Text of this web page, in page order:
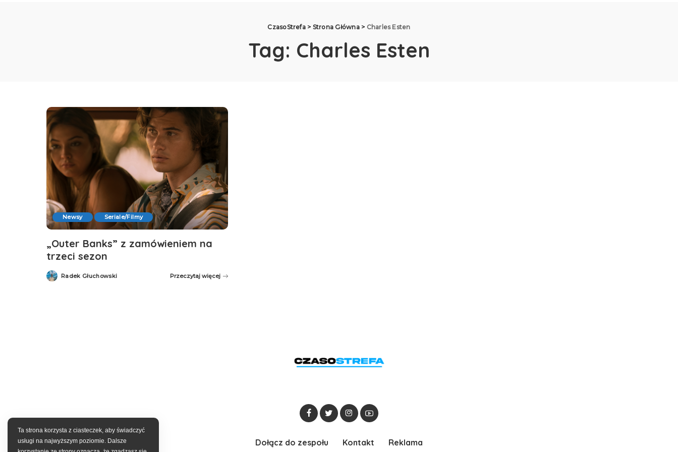
CzasoStrefa> Strona Główna> Charles Esten
Tag: Charles Esten
Newsy Seriale/Filmy
„Outer Banks” z zamówieniem na
trzeci sezon
Posted
by
Radek Głuchowski Przeczytaj więcej
Dołącz do zespołu Kontakt Reklama
Ta strona korzysta z ciasteczek, aby świadczyć
usługi na najwyższym poziomie. Dalsze